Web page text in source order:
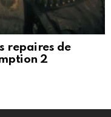
repaires de
2